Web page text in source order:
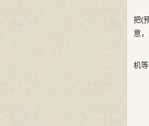
把(
意
机